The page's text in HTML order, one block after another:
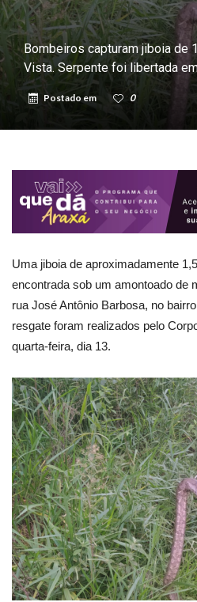
Bombeiros capturam jiboia de
Vista. Serpente foi libertada
Postado em 0
Uma jiboia de aproximadamente
encontrada sob um amontoado de
rua José Antônio Barbosa, no
resgate foram realizados pelo
quarta-feira, dia 13.